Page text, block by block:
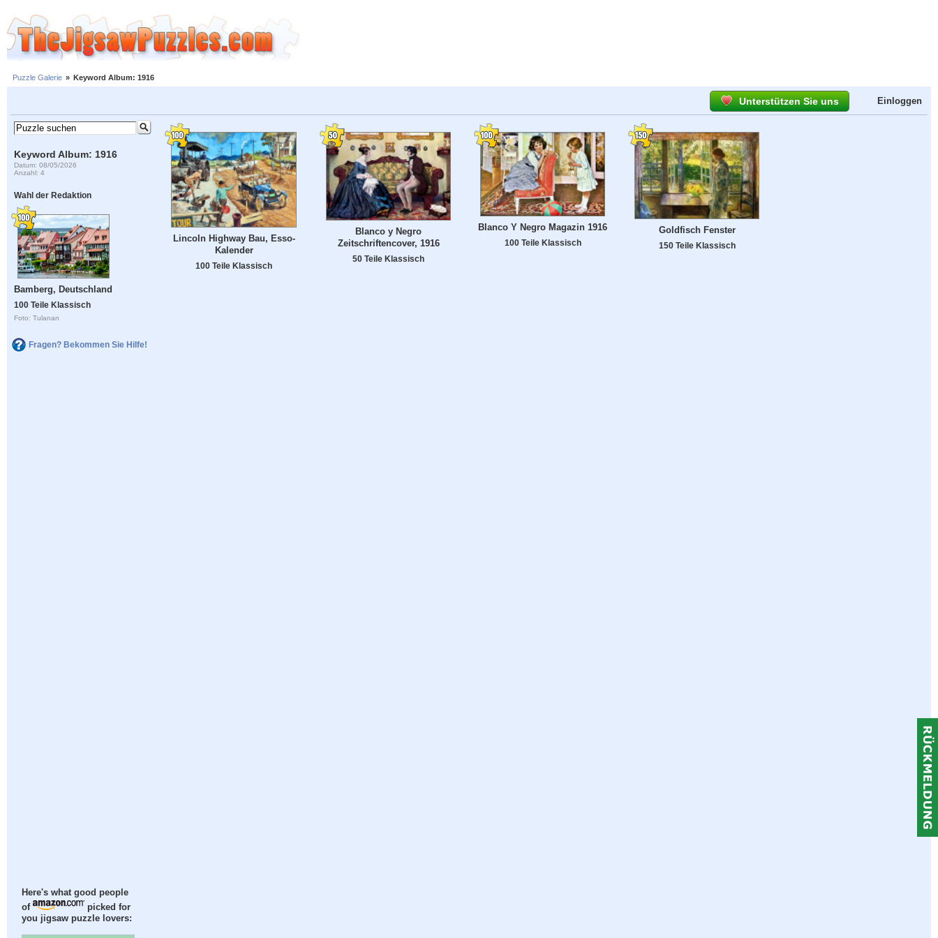
Puzzle Galerie » Keyword Album: 1916
Unterstützen Sie uns Einloggen
Keyword Album: 1916
Datum: 08/05/2026
Anzahl: 4
Wahl der Redaktion
Bamberg, Deutschland
100 Teile Klassisch
Foto: Tulanan
Fragen? Bekommen Sie Hilfe!
Here's what good people
of
picked for
you jigsaw puzzle lovers:
Lincoln Highway Bau, Esso-
Kalender
100 Teile Klassisch
Blanco y Negro
Zeitschriftencover, 1916
50 Teile Klassisch
Blanco Y Negro Magazin 1916
100 Teile Klassisch
Goldfisch Fenster
150 Teile Klassisch